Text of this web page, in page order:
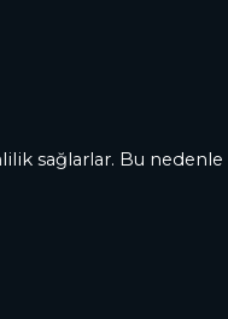
sağlarlar. Bu nedenle